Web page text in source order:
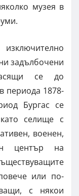
музея в
задълбочени
се до
периода 1878-
Бургас се
селище с
военен,
център на
или по-
с някои